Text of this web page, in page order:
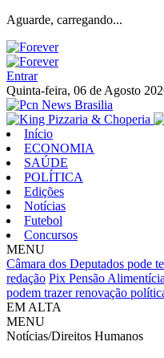
Aguarde, carregando...
Entrar
Quinta-feira, 06 de Agosto
Início
ECONOMIA
SAÚDE
POLÍTICA
Edições
Notícias
Futebol
Concursos
MENU
Câmara dos Deputados pode
redação Pix Pensão
podem trazer renovação
EM ALTA
MENU
Notícias/Direitos Humanos